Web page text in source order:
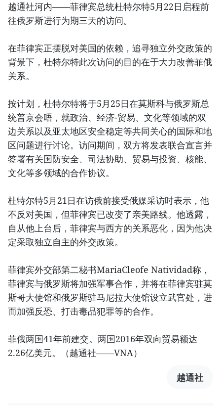
越通社河内​——菲律宾总统杜特尔特5月22日启程前
往俄罗斯进行为期三天的访问。
在菲律宾正摆脱对美国的依赖，追寻独立外交政策的
背景下，杜特尔特此次访问的目的在于大力改善菲俄
关系。
按计划，杜特尔特将于5月25日在莫斯科与俄罗斯总
统普京会晤，就政治、经济-贸易、文化等领域的双
边关系以及亚太地区安全稳定等共同关心的国际和地
区问题进行讨论。访问期间，双方将发表联合宣言并
签署有关国防安全、司法协助、贸易与投资、核能、
文化等多领域的合作协议。
杜特尔特5月21日在访俄前接受俄媒采访时表示，他
不反对美国，但菲律宾已改变了亲美路线。他透露，
自从他上台后，菲律宾与西方的关系恶化，因为他决
定采取独立自主的外交政策。
菲律宾外交部第二秘书MariaCleofe Natividad称，
菲律宾与俄罗斯将加强军事合作，并将在菲律宾驻莫
斯哥大使馆和俄罗斯驻马尼拉大使馆设立武官处，进
而加强反恐、打击毒品犯罪等的合作。
菲俄两国41年前建交。两国2016年双向贸易额达
2.26亿美元。（越通社——VNA）
越通社